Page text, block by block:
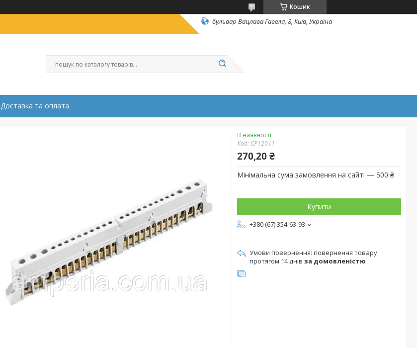
Кошик
бульвар Вацлава Гавела, 8, Київ, Україна
Доставка та оплата
В наявності
Код: CP12011
270,20 ₴
Мінімальна сума замовлення на сайті — 500 ₴
Купити
+380 (67) 354-63-93
повернення товару
протягом 14 днів за домовленістю